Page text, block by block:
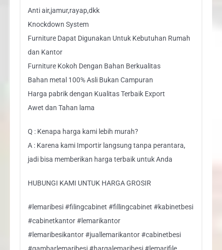
Anti air,jamur,rayap,dkk
Knockdown System
Furniture Dapat Digunakan Untuk Kebutuhan Rumah
dan Kantor
Furniture Kokoh Dengan Bahan Berkualitas
Bahan metal 100% Asli Bukan Campuran
Harga pabrik dengan Kualitas Terbaik Export
Awet dan Tahan lama
Q : Kenapa harga kami lebih murah?
A : Karena kami Importir langsung tanpa perantara,
jadi bisa memberikan harga terbaik untuk Anda
HUBUNGI KAMI UNTUK HARGA GROSIR
#lemaribesi #filingcabinet #fillingcabinet #kabinetbesi
#cabinetkantor #lemarikantor
#lemaribesikantor #juallemarikantor #cabinetbesi
#gambarlemaribesi #hargalemaribesi #lemarifile